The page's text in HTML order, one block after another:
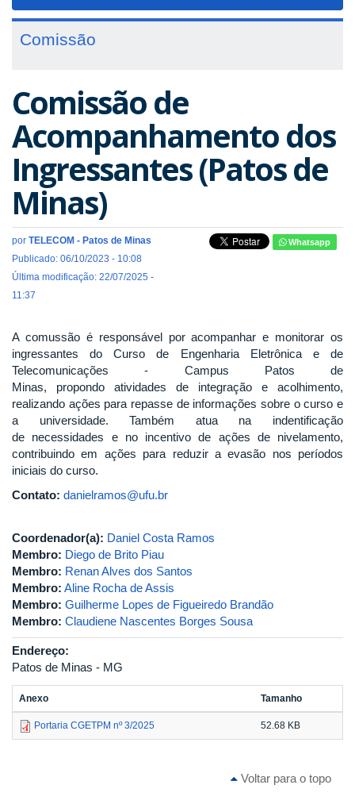
Comissão
Comissão de
Acompanhamento dos
Ingressantes (Patos de
Minas)
por TELECOM - Patos de Minas
Publicado: 06/10/2023 - 10:08
Última modificação: 22/07/2025 -
11:37
Whatsapp
A comussão é responsável por acompanhar e monitorar os
ingressantes do Curso de Engenharia Eletrônica e de
Telecomunicações - Campus Patos de
Minas, propondo atividades de integração e acolhimento,
realizando ações para repasse de informações sobre o curso e
a universidade. Também atua na indentificação
de necessidades e no incentivo de ações de nivelamento,
contribuindo em ações para reduzir a evasão nos períodos
iniciais do curso.
Contato: danielramos@ufu.br
Coordenador(a): Daniel Costa Ramos
Membro: Diego de Brito Piau
Membro: Renan Alves dos Santos
Membro: Aline Rocha de Assis
Membro: Guilherme Lopes de Figueiredo Brandão
Membro: Claudiene Nascentes Borges Sousa
Endereço:
Patos de Minas - MG
Anexo Tamanho
Portaria CGETPM nº 3/2025 52.68 KB
Voltar para o topo